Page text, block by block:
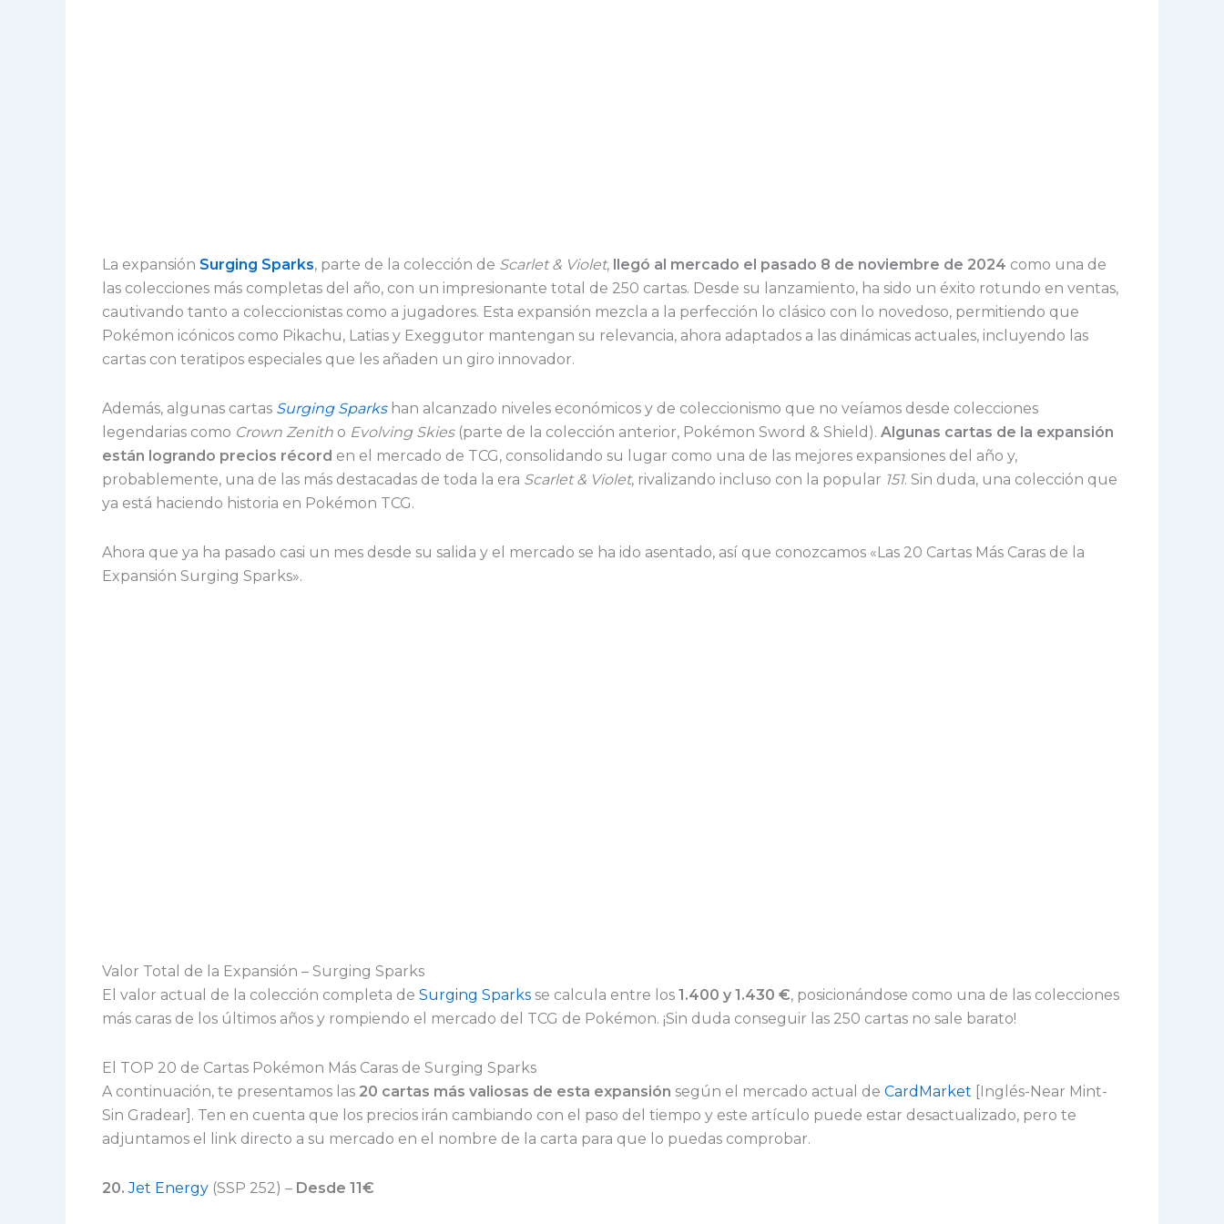
La expansión Surging Sparks, parte de la colección de Scarlet & Violet, llegó al mercado el pasado 8 de noviembre de 2024 como una de
las colecciones más completas del año, con un impresionante total de 250 cartas. Desde su lanzamiento, ha sido un éxito rotundo en ventas,
cautivando tanto a coleccionistas como a jugadores. Esta expansión mezcla a la perfección lo clásico con lo novedoso, permitiendo que
Pokémon icónicos como Pikachu, Latias y Exeggutor mantengan su relevancia, ahora adaptados a las dinámicas actuales, incluyendo las
cartas con teratipos especiales que les añaden un giro innovador.
Además, algunas cartas Surging Sparkshan alcanzado niveles económicos y de coleccionismo que no veíamos desde colecciones
legendarias como Crown Zenith o Evolving Skies(parte de la colección anterior, Pokémon Sword & Shield). Algunas cartas de la expansión
están logrando precios récord en el mercado de TCG, consolidando su lugar como una de las mejores expansiones del año y,
probablemente, una de las más destacadas de toda la era Scarlet & Violet, rivalizando incluso con la popular 151. Sin duda, una colección que
ya está haciendo historia en Pokémon TCG.
Ahora que ya ha pasado casi un mes desde su salida y el mercado se ha ido asentado, así que conozcamos «Las 20 Cartas Más Caras de la
Expansión Surging Sparks».
Valor Total de la Expansión – Surging Sparks
El valor actual de la colección completa de Surging Sparks se calcula entre los 1.400 y 1.430 €, posicionándose como una de las colecciones
más caras de los últimos años y rompiendo el mercado del TCG de Pokémon. ¡Sin duda conseguir las 250 cartas no sale barato!
El TOP 20 de Cartas Pokémon Más Caras de Surging Sparks
A continuación, te presentamos las 20 cartas más valiosas de esta expansión según el mercado actual de CardMarket [Inglés-Near Mint-
Sin Gradear]. Ten en cuenta que los precios irán cambiando con el paso del tiempo y este artículo puede estar desactualizado, pero te
adjuntamos el link directo a su mercado en el nombre de la carta para que lo puedas comprobar.
20. Jet Energy (SSP 252) – Desde 11€